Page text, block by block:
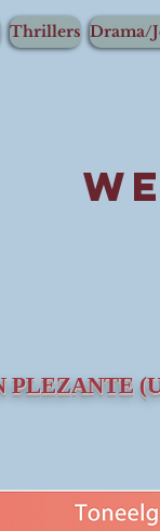
Thrillers Drama/
PLEZANTE